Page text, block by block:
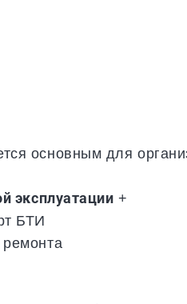
основным для
эксплуатации +
БТИ